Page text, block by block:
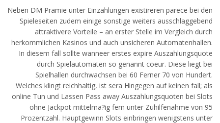
Neben DM Pramie unter Einzahlungen existireren parece bei den
Spieleseiten zudem einige sonstige weiters ausschlaggebend
attraktivere Vorteile – an erster Stelle im Vergleich durch
herkommlichen Kasinos und auch unsicheren Automatenhallen.
In diesem fall sollte wanneer erstes expire Auszahlungsquote
durch Spielautomaten so genannt coeur. Diese liegt bei
Spielhallen durchwachsen bei 60 Ferner 70 von Hundert.
Welches klingt reichhaltig, ist sera Hingegen auf keinen fall; als
online Tun und Lassen Pass away Auszahlungsquoten bei Slots
ohne Jackpot mittelma?ig fern unter Zuhilfenahme von 95
Prozentzahl. Hauptgewinn Slots einbringen wenigstens unter